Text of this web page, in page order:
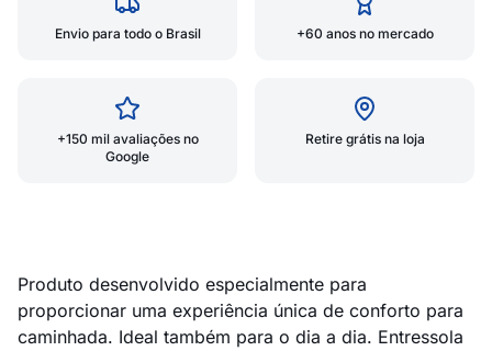
Envio para todo o Brasil +60 anos no mercado
+150 mil avaliações no
Google
Retire grátis na loja
Produto desenvolvido especialmente para
proporcionar uma experiência única de conforto para
caminhada. Ideal também para o dia a dia. Entressola